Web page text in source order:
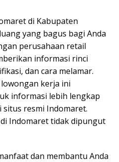
di Kabupaten
yang bagus bagi Anda
perusahaan retail
informasi rinci
dan cara melamar.
kerja ini
informasi lebih lengkap
resmi Indomaret.
Indomaret tidak dipungut
dan membantu Anda